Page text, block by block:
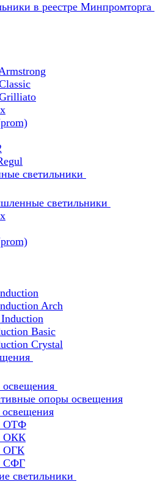
в реестре Минпромторга
светильники
светильники
Arch
Basic
Crystal
опоры освещения
ОТФ
ОКК
ОГК
СФГ
светильники